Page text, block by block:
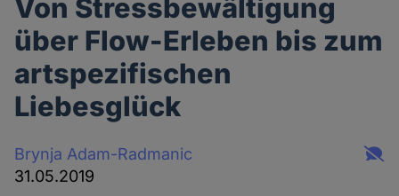
Von Stressbewältigung
über Flow-Erleben bis zum
artspezifischen
Liebesglück
Brynja Adam-Radmanic
31.05.2019